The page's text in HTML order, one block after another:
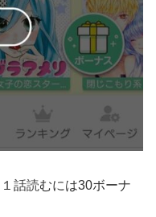
話読むには30ボーナ